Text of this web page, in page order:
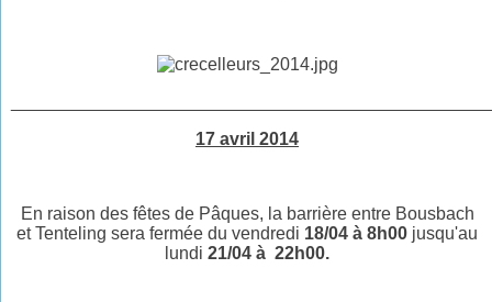
17 avril 2014
En raison des fêtes de Pâques, la barrière entre Bousbach
et Tenteling sera fermée du vendredi 18/04 à 8h00 jusqu'au
lundi 21/04 à 22h00.